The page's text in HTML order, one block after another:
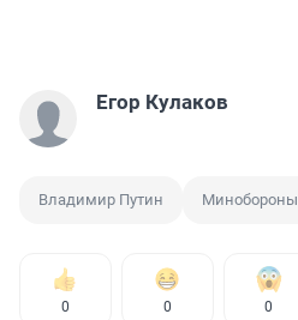
Егор Кулаков
Владимир Путин Минобороны
0 0 0